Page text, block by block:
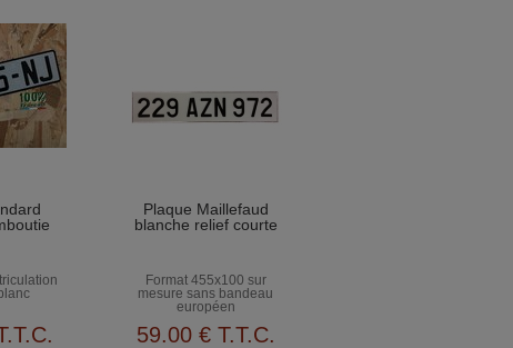
Plaque Maillefaud
blanche relief courte
Format 455x100 sur
mesure sans bandeau
européen
59.00 € T.T.C.